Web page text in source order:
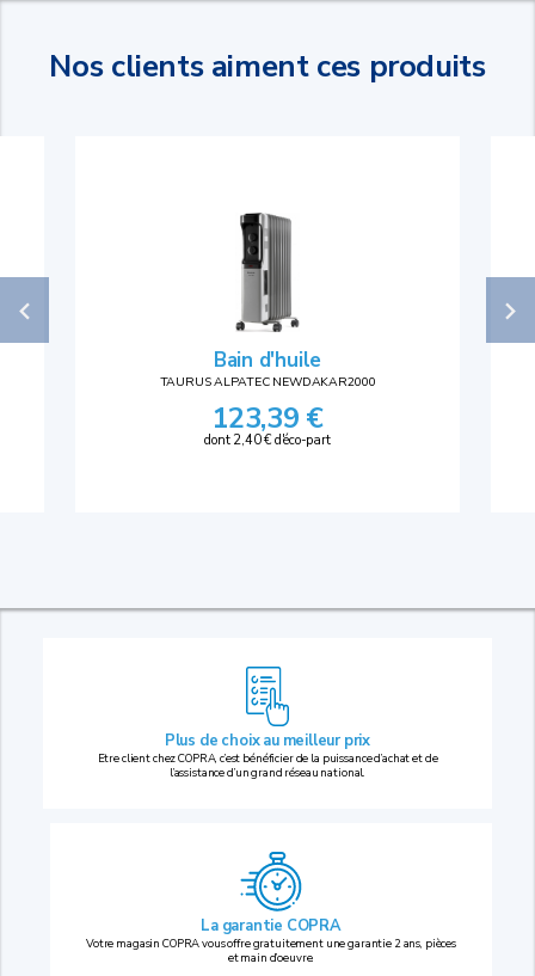
Nos clients aiment ces produits
Bain d'huile
TAURUS ALPATEC NEWDAKAR2000
123,39 €
dont 2,40 € d'éco-part
Plus de choix au meilleur prix
Etre client chez COPRA, c’est bénéficier de la puissance d’achat et de
l’assistance d’un grand réseau national.
La garantie COPRA
Votre magasin COPRA vous offre gratuitement une garantie 2 ans, pièces
et main d’oeuvre.